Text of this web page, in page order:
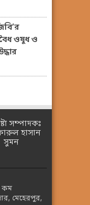
ওষুধ ও
সম্পাদকঃ
হাসান
সুমন
কম
মেহেরপুর,